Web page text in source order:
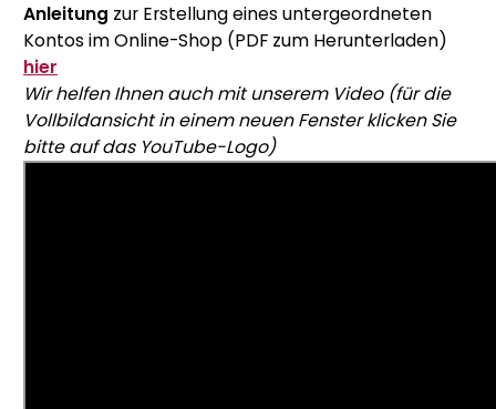
Anleitung zur Erstellung eines untergeordneten
Kontos im Online-Shop (PDF zum Herunterladen)
hier
Wir helfen Ihnen auch mit unserem Video (für die
Vollbildansicht in einem neuen Fenster klicken Sie
bitte auf das YouTube-Logo)